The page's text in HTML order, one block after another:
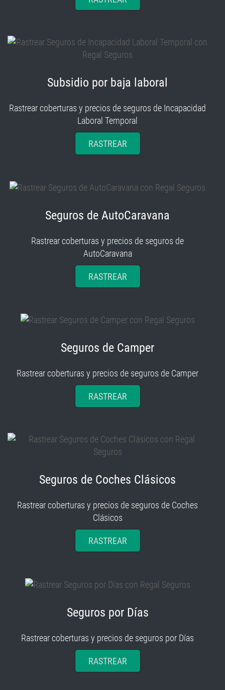
Subsidio por baja laboral
Rastrear coberturas y precios de seguros de Incapacidad
Laboral Temporal
RASTREAR
Seguros de AutoCaravana
Rastrear coberturas y precios de seguros de
AutoCaravana
RASTREAR
Seguros de Camper
Rastrear coberturas y precios de seguros de Camper
RASTREAR
Seguros de Coches Clásicos
Rastrear coberturas y precios de seguros de Coches
Clásicos
RASTREAR
Seguros por Días
Rastrear coberturas y precios de seguros por Días
RASTREAR